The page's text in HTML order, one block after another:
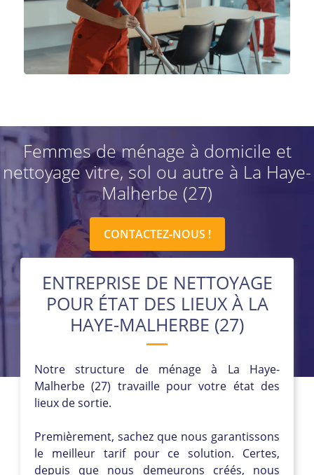
Femmes de ménage à domicile et
nettoyage vitre, sol ou autre à La Haye-
Malherbe (27)
CONTACTEZ-NOUS !
ENTREPRISE DE NETTOYAGE
POUR ÉTAT DES LIEUX À LA
HAYE-MALHERBE (27)
Notre structure de ménage à La Haye-
Malherbe (27) travaille pour votre état des
lieux de sortie.
Premièrement, sachez que nous garantissons
le meilleur tarif pour ce solution. Certes,
depuis que nous demeurons créés, nous